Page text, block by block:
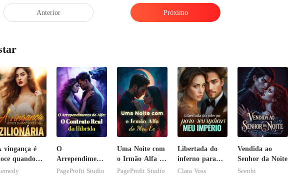
Anterior Próximo
vingança é
quando
é uma
O
Arrependimento
do Alfa: O
PageProfit Studio
Uma Noite com
o Irmão Alfa do
Meu Ex
PageProfit Studio
Libertada do
inferno para
reivindicar meu
Clara Voss
Vendida ao
Senhor da Noite
Seenbi